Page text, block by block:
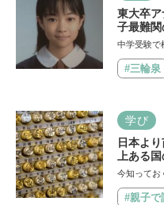
東大卒
子最難
た渋渋に
中学受験で
#三輪泉
学び
日本よ
上ある国
今知ってお
#親子で